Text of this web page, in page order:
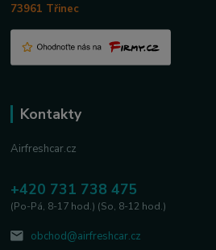
73961 Třinec
Kontakty
Airfreshcar.cz
+420 731 738 475
(Po-Pá, 8-17 hod.) (So, 8-12 hod.)
obchod@airfreshcar.cz